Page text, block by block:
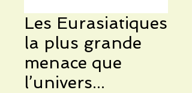
Les Eurasiatiques
la plus grande
menace que
l’univers...